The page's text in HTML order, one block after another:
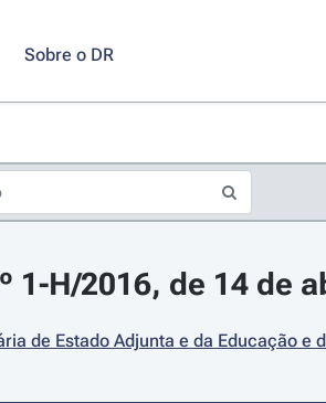
Sobre o DR
1-H/2016, de 14 de
de Estado Adjunta e da Educação e